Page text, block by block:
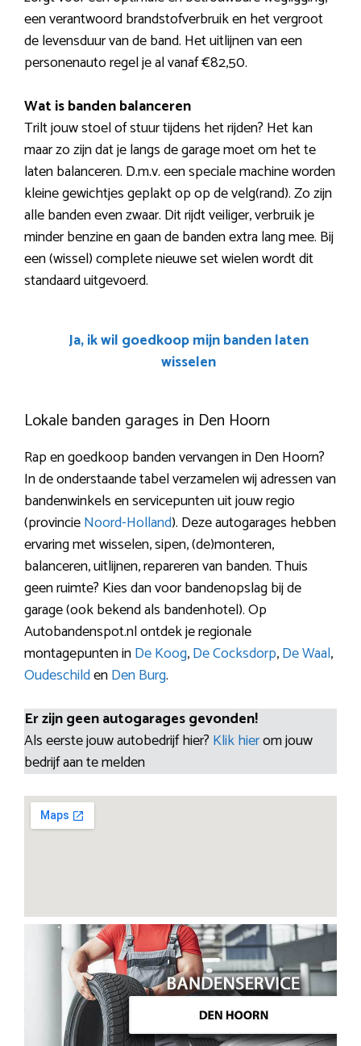
een verantwoord brandstofverbruik en het vergroot
de levensduur van de band. Het uitlijnen van een
personenauto regel je al vanaf €82,50.
Wat is banden balanceren
Trilt jouw stoel of stuur tijdens het rijden? Het kan
maar zo zijn dat je langs de garage moet om het te
laten balanceren. D.m.v. een speciale machine worden
kleine gewichtjes geplakt op op de velg(rand). Zo zijn
alle banden even zwaar. Dit rijdt veiliger, verbruik je
minder benzine en gaan de banden extra lang mee. Bij
een (wissel) complete nieuwe set wielen wordt dit
standaard uitgevoerd.
Ja, ik wil goedkoop mijn banden laten
wisselen
Lokale banden garages in Den Hoorn
Rap en goedkoop banden vervangen in Den Hoorn?
In de onderstaande tabel verzamelen wij adressen van
bandenwinkels en servicepunten uit jouw regio
(provincieNoord-Holland). Deze autogarages hebben
ervaring met wisselen, sipen, (de)monteren,
balanceren, uitlijnen, repareren van banden. Thuis
geen ruimte? Kies dan voor bandenopslag bij de
garage (ook bekend als bandenhotel). Op
Autobandenspot.nl ontdek je regionale
montagepunten inDe Koog,De Cocksdorp,De Waal,
OudeschildenDen Burg.
Er zijn geen autogarages gevonden!
Als eerste jouw autobedrijf hier? Klik hierom jouw
bedrijf aan te melden